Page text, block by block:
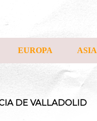
EUROPA ASIA
DE VALLADOLID